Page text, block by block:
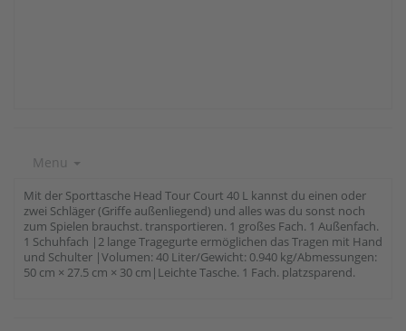
Menu
Mit der Sporttasche Head Tour Court 40 L kannst du einen oder
zwei Schläger (Griffe außenliegend) und alles was du sonst noch
zum Spielen brauchst. transportieren. 1 großes Fach. 1 Außenfach.
1 Schuhfach |2 lange Tragegurte ermöglichen das Tragen mit Hand
und Schulter |Volumen: 40 Liter/Gewicht: 0.940 kg/Abmessungen:
50 cm × 27.5 cm × 30 cm|Leichte Tasche. 1 Fach. platzsparend.